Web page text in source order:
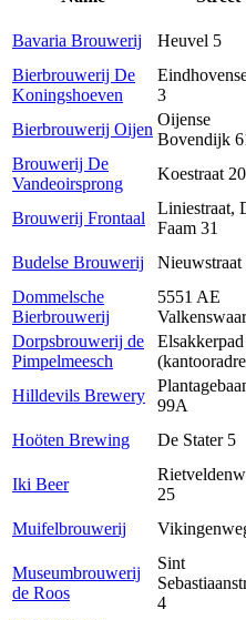
Bavaria Brouwerij
Heuvel 5
Bierbrouwerij De
Koningshoeven
3
Bierbrouwerij Oijen
Oijense
Bovendijk
Brouwerij De
Vandeoirsprong
Koestraat 20
Brouwerij Frontaal
Liniestraat,
Faam 31
Budelse Brouwerij
Nieuwstraat
Dommelsche
Bierbrouwerij
5551 AE
Dorpsbrouwerij de
Pimpelmeesch
Hilldevils Brewery
99A
Hoöten Brewing
De Stater 5
Iki Beer
25
Muifelbrouwerij
Museumbrouwerij
de Roos
Sint
4